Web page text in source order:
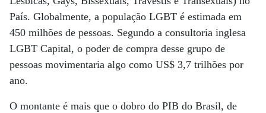
País. Globalmente, a população LGBT é estimada em
450 milhões de pessoas. Segundo a consultoria inglesa
LGBT Capital, o poder de compra desse grupo de
pessoas movimentaria algo como US$ 3,7 trilhões por
ano.
O montante é mais que o dobro do PIB do Brasil, de